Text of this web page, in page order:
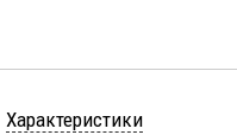
Характеристики